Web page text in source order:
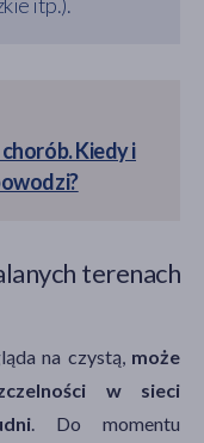
Kiedy i
terenach
na czystą, może
w sieci
. Do momentu